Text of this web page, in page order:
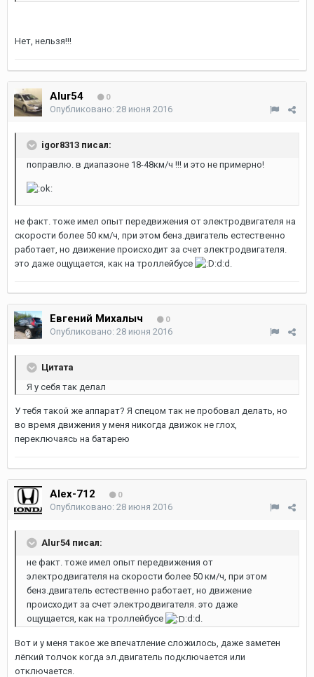
Нет, нельзя!!!
Alur54 0
Опубликовано: 28 июня 2016
igor8313 писал:
поправлю. в диапазоне 18-48км/ч !!! и это не примерно!
не факт. тоже имел опыт передвижения от электродвигателя на
скорости более 50 км/ч, при этом бенз.двигатель естественно
работает, но движение происходит за счет электродвигателя.
это даже ощущается, как на троллейбусе
:d:d.
Евгений Михалыч 0
Опубликовано: 28 июня 2016
Цитата
Я у себя так делал
У тебя такой же аппарат? Я спецом так не пробовал делать, но
во время движения у меня никогда движок не глох,
переключаясь на батарею
Alex-712 0
Опубликовано: 28 июня 2016
Alur54 писал:
не факт. тоже имел опыт передвижения от
электродвигателя на скорости более 50 км/ч, при этом
бенз.двигатель естественно работает, но движение
происходит за счет электродвигателя. это даже
ощущается, как на троллейбусе
:d:d.
Вот и у меня такое же впечатление сложилось, даже заметен
лёгкий толчок когда эл.двигатель подключается или
отключается.